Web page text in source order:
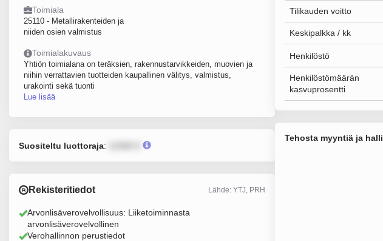
Toimiala
25110 - Metallirakenteiden ja
niiden osien valmistus
Toimialakuvaus
Yhtiön toimialana on teräksien, rakennustarvikkeiden, muovien ja
niihin verrattavien tuotteiden kaupallinen välitys, valmistus,
urakointi sekä tuonti
Lue lisää
Suositeltu luottoraja:
Rekisteritiedot Lähde: YTJ, PRH
Arvonlisäverovelvollisuus: Liiketoiminnasta
arvonlisäverovelvollinen
Verohallinnon perustiedot
Tilikauden voitto
Keskipalkka / kk
Henkilöstö
Henkilöstömäärän
kasvuprosentti
Tehosta myyntiä ja